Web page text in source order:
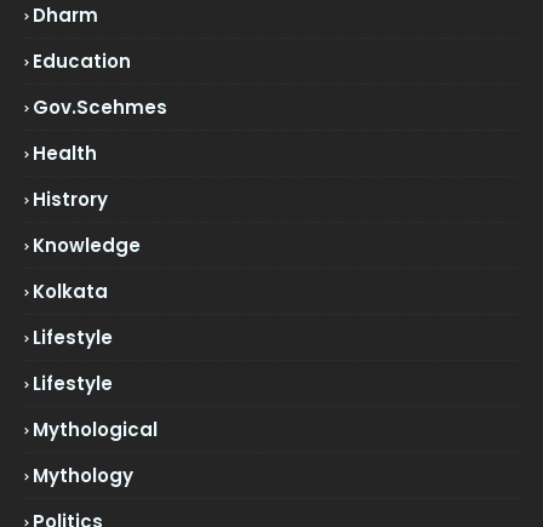
Dharm
Education
Gov.scehmes
Health
Histrory
Knowledge
Kolkata
Lifestyle
Lifestyle
Mythological
Mythology
Politics